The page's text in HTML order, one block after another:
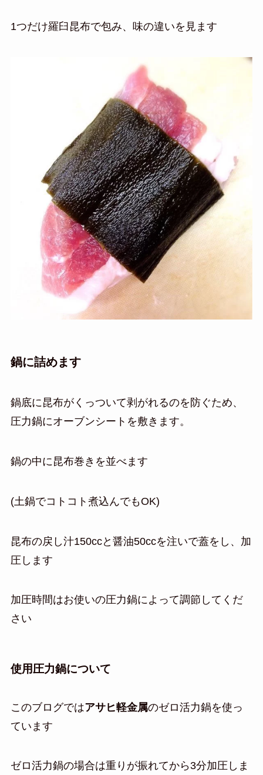
1つだけ羅臼昆布で包み、味の違いを見ます
鍋に詰めます
鍋底に昆布がくっついて剥がれるのを防ぐため、
圧力鍋にオーブンシートを敷きます。
鍋の中に昆布巻きを並べます
(土鍋でコトコト煮込んでもOK)
昆布の戻し汁150ccと醤油50ccを注いで蓋をし、加
圧します
加圧時間はお使いの圧力鍋によって調節してくだ
さい
使用圧力鍋について
このブログではアサヒ軽金属のゼロ活力鍋を使っ
ています
ゼロ活力鍋の場合は重りが振れてから3分加圧しま